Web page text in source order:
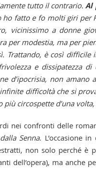
tutto il contrario.Al
fatto e fo molti giri per
vicinissimo a donne
per modestia, ma per
Trattando, è così
frivolezza e
d’ipocrisia, non
difficoltà che si
circospette d’una
nei confronti delle
Senna. L’occasione
non solo perché è
dell’opera), ma anche